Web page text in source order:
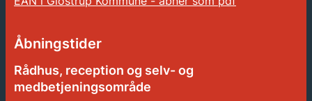
Åbningstider
Rådhus, reception og selv- og
medbetjeningsområde